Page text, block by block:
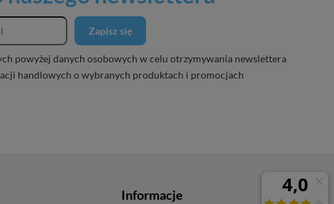
Zapisz się
powyżej danych osobowych w celu otrzymywania newslettera
handlowych o wybranych produktach i promocjach
Informacje